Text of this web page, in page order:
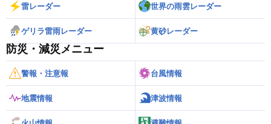
雷レーダー 世界の雨雲レーダー
ゲリラ雷雨レーダー 黄砂レーダー
防災・減災メニュー
警報・注意報 台風情報
地震情報 津波情報